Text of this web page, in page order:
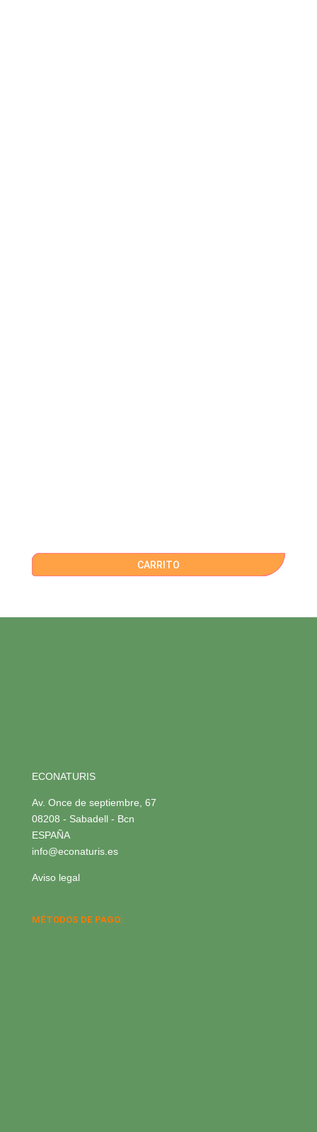
CARRITO
ECONATURIS
Av. Once de septiembre, 67
08208 - Sabadell - Bcn
ESPAÑA
info@econaturis.es
Aviso legal
MÉTODOS DE PAGO: